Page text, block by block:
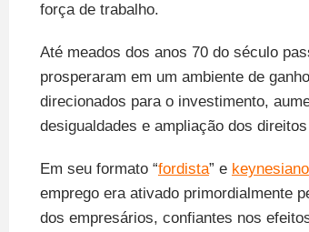
força de trabalho.
Até meados dos anos 70 do século
prosperaram em um ambiente de
direcionados para o investimento,
desigualdades e ampliação dos
Em seu formato “fordista” e keynesiano
emprego era ativado primordialmente
dos empresários, confiantes nos